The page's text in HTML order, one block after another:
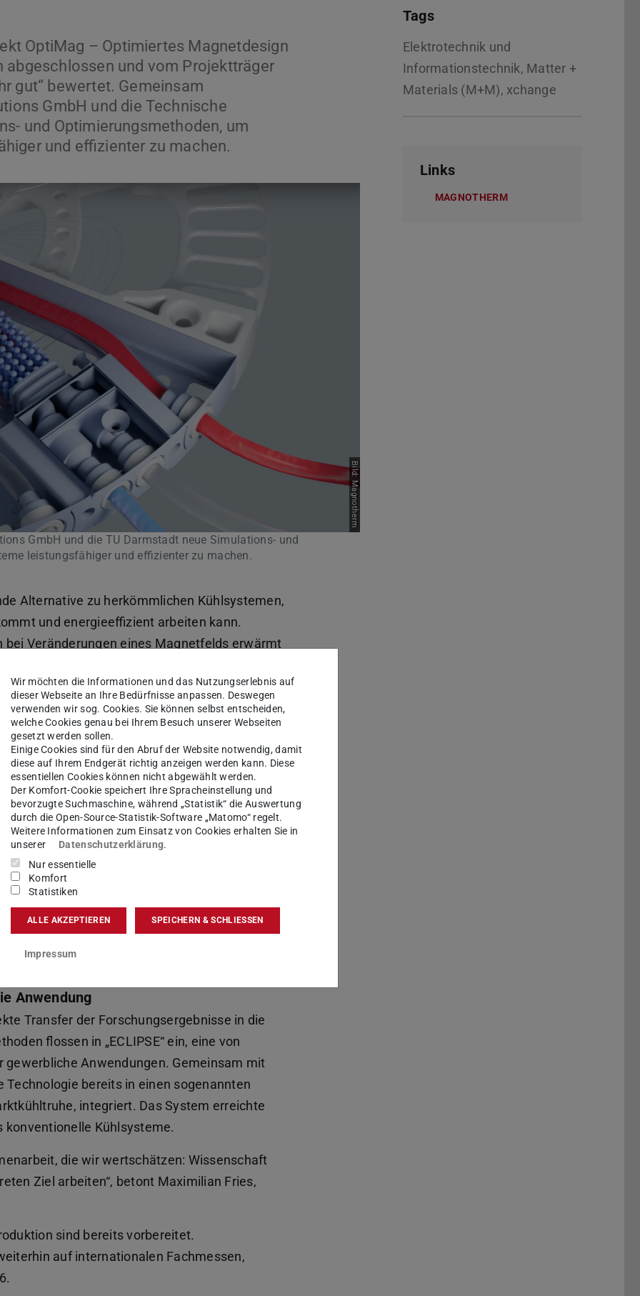
OptiMag – Optimiertes Magnetdesign
und vom Projektträger
gut“ bewertet. Gemeinsam
GmbH und die Technische
und Optimierungsmethoden, um
und effizienter zu machen.
Bild: Magnotherm
GmbH und die TU Darmstadt neue Simulations- und
leistungsfähiger und effizienter zu machen.
Alternative zu herkömmlichen Kühlsystemen,
und energieeffizient arbeiten kann.
Veränderungen eines Magnetfelds erwärmt
Material bildet das Herzstück der
und Wissenschaftler:innen der Fachbereiche
und Maschinenbau an der TU Darmstadt
verbessert werden kann, die das
dafür ein neues computergestütztes
Prozesse erstmals direkt
der Kühlsysteme gezielt
eine wichtige Rolle. Das
verschiedene Anforderungen wie
So konnten unterschiedliche technische
Anwendung
Transfer der Forschungsergebnisse in die
flossen in „ECLIPSE“ ein, eine von
Anwendungen. Gemeinsam mit
Technologie bereits in einen sogenannten
integriert. Das System erreichte
konventionelle Kühlsysteme.
die wir wertschätzen: Wissenschaft
Ziel arbeiten“, betont Maximilian Fries,
sind bereits vorbereitet.
auf internationalen Fachmessen,
Tags
Elektrotechnik und
Informationstechnik, Matter +
Materials (M+M), xchange
Links
MAGNOTHERM
Wir möchten die Informationen und das Nutzungserlebnis auf
dieser Webseite an Ihre Bedürfnisse anpassen. Deswegen
verwenden wir sog. Cookies. Sie können selbst entscheiden,
welche Cookies genau bei Ihrem Besuch unserer Webseiten
gesetzt werden sollen.
Einige Cookies sind für den Abruf der Website notwendig, damit
diese auf Ihrem Endgerät richtig anzeigen werden kann. Diese
essentiellen Cookies können nicht abgewählt werden.
Der Komfort-Cookie speichert Ihre Spracheinstellung und
bevorzugte Suchmaschine, während „Statistik“ die Auswertung
durch die Open-Source-Statistik-Software „Matomo“ regelt.
Weitere Informationen zum Einsatz von Cookies erhalten Sie in
unserer
Datenschutzerklärung.
Nur essentielle
Komfort
Statistiken
ALLE AKZEPTIEREN SPEICHERN & SCHLIESSEN
Impressum